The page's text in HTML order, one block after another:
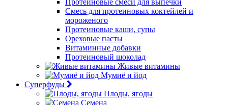
Протеиновые смеси для выпечки
Смесь для протеиновых коктейлей и
мороженого
Протеиновые каши, супы
Ореховые пасты
Витаминные добавки
Протеиновый шоколад
Живые витамины
Мумиё и йод
Суперфуды
Плоды, ягоды
Семена